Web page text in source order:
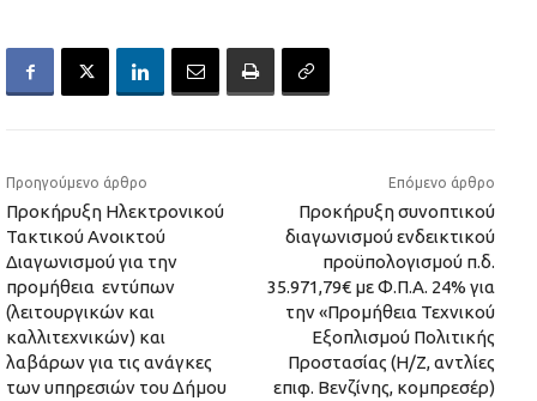
Προηγούμενο άρθρο
Προκήρυξη Ηλεκτρονικού
Τακτικού Ανοικτού
Διαγωνισμού για την
προμήθεια εντύπων
(λειτουργικών και
καλλιτεχνικών) και
λαβάρων για τις ανάγκες
των υπηρεσιών του Δήμου
Επόμενο άρθρο
Προκήρυξη συνοπτικού
διαγωνισμού ενδεικτικού
προϋπολογισμού π.δ.
35.971,79€ με Φ.Π.Α. 24% για
την «Προμήθεια Τεχνικού
Εξοπλισμού Πολιτικής
Προστασίας (Η/Ζ, αντλίες
επιφ. Βενζίνης, κομπρεσέρ)